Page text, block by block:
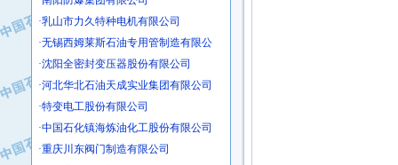
·乳山市力久特种电机有限公司
·无锡西姆莱斯石油专用管制造有限公
·沈阳全密封变压器股份有限公司
·河北华北石油天成实业集团有限公司
·特变电工股份有限公司
·中国石化镇海炼油化工股份有限公司
·重庆川东阀门制造有限公司
·三明高中压阀门有限公司